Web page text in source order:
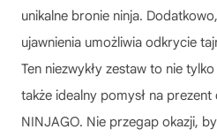
unikalne bronie ninja.
ujawnienia umożliwia odkrycie
Ten niezwykły zestaw to nie
także idealny pomysł na prezent
NINJAGO. Nie przegap okazji,